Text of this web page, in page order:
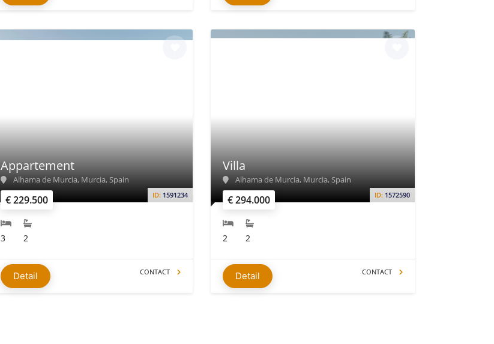
€ 229.500 ID: 1591234
Appartement
Alhama de Murcia, Murcia, Spain
3 2
Detail CONTACT
€ 294.000 ID: 1572590
Villa
Alhama de Murcia, Murcia, Spain
2 2
Detail CONTACT